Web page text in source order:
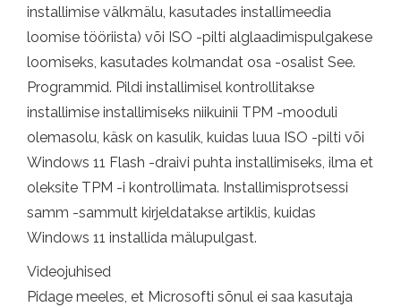
installimise välkmälu, kasutades installimeedia
loomise tööriista) või ISO -pilti alglaadimispulgakese
loomiseks, kasutades kolmandat osa -osalist See.
Programmid. Pildi installimisel kontrollitakse
installimise installimiseks niikuinii TPM -mooduli
olemasolu, käsk on kasulik, kuidas luua ISO -pilti või
Windows 11 Flash -draivi puhta installimiseks, ilma et
oleksite TPM -i kontrollimata. Installimisprotsessi
samm -sammult kirjeldatakse artiklis, kuidas
Windows 11 installida mälupulgast.
Videojuhised
Pidage meeles, et Microsofti sõnul ei saa kasutaja